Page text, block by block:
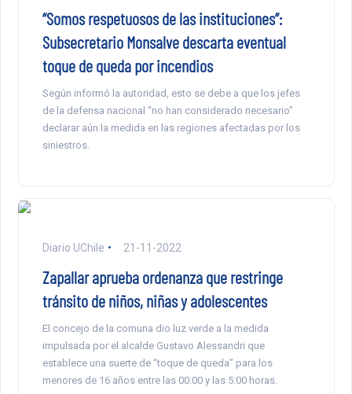
“Somos respetuosos de las instituciones”:
Subsecretario Monsalve descarta eventual
toque de queda por incendios
Según informó la autoridad, esto se debe a que los jefes
de la defensa nacional “no han considerado necesario”
declarar aún la medida en las regiones afectadas por los
siniestros.
Diario UChile 21-11-2022
Zapallar aprueba ordenanza que restringe
tránsito de niños, niñas y adolescentes
El concejo de la comuna dio luz verde a la medida
impulsada por el alcalde Gustavo Alessandri que
establece una suerte de “toque de queda” para los
menores de 16 años entre las 00:00 y las 5:00 horas.